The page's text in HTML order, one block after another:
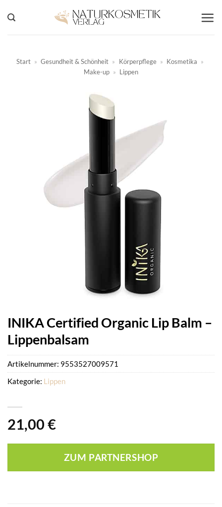
Inhalt
springen
Start » Gesundheit & Schönheit » Körperpflege » Kosmetika »
Make-up » Lippen
INIKA Certified Organic Lip Balm –
Lippenbalsam
21,00 €
ZUM PARTNERSHOP
Artikelnummer: 9553527009571
Kategorie: Lippen